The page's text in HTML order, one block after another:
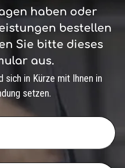
haben oder
bestellen
Sie bitte dieses
aus.
sich in Kürze mit Ihnen in
setzen.